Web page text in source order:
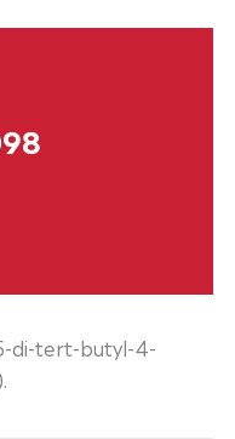
di-tert-butyl-4-